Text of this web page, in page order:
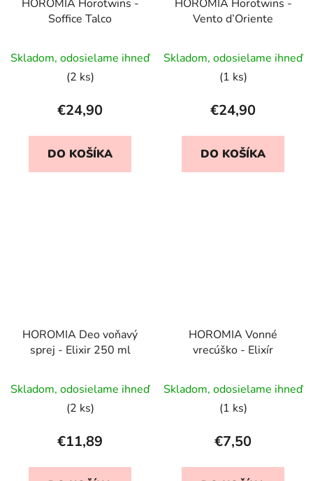
HOROMIA Horotwins -
Soffice Talco
Skladom, odosielame ihneď
(2 ks)
€24,90
DO KOŠÍKA
HOROMIA Horotwins -
Vento d’Oriente
Skladom, odosielame ihneď
(1 ks)
€24,90
DO KOŠÍKA
HOROMIA Deo voňavý
sprej - Elixir 250 ml
Skladom, odosielame ihneď
(2 ks)
€11,89
HOROMIA Vonné
vrecúško - Elixír
Skladom, odosielame ihneď
(1 ks)
€7,50